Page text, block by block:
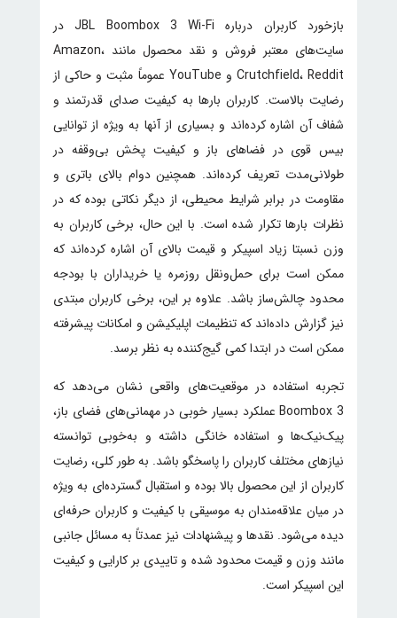
بازخورد کاربران درباره JBL Boombox 3 Wi-Fi در
سایت‌های معتبر فروش و نقد محصول مانند Amazon،
Crutchfield، Reddit و YouTube عموماً مثبت و حاکی از
رضایت بالاست. کاربران بارها به کیفیت صدای قدرتمند و
شفاف آن اشاره کرده‌اند و بسیاری از آنها به ویژه از توانایی
بیس قوی در فضاهای باز و کیفیت پخش بی‌وقفه در
طولانی‌مدت تعریف کرده‌اند. همچنین دوام بالای باتری و
مقاومت در برابر شرایط محیطی، از دیگر نکاتی بوده که در
نظرات بارها تکرار شده است. با این حال، برخی کاربران به
وزن نسبتا زیاد اسپیکر و قیمت بالای آن اشاره کرده‌اند که
ممکن است برای حمل‌ونقل روزمره یا خریداران با بودجه
محدود چالش‌ساز باشد. علاوه بر این، برخی کاربران مبتدی
نیز گزارش داده‌اند که تنظیمات اپلیکیشن و امکانات پیشرفته
ممکن است در ابتدا کمی گیج‌کننده به نظر برسد.
تجربه استفاده در موقعیت‌های واقعی نشان می‌دهد که
Boombox 3 عملکرد بسیار خوبی در مهمانی‌های فضای باز،
پیک‌نیک‌ها و استفاده خانگی داشته و به‌خوبی توانسته
نیازهای مختلف کاربران را پاسخگو باشد. به طور کلی، رضایت
کاربران از این محصول بالا بوده و استقبال گسترده‌ای به ویژه
در میان علاقه‌مندان به موسیقی با کیفیت و کاربران حرفه‌ای
دیده می‌شود. نقدها و پیشنهادات نیز عمدتاً به مسائل جانبی
مانند وزن و قیمت محدود شده و تاییدی بر کارایی و کیفیت
این اسپیکر است.